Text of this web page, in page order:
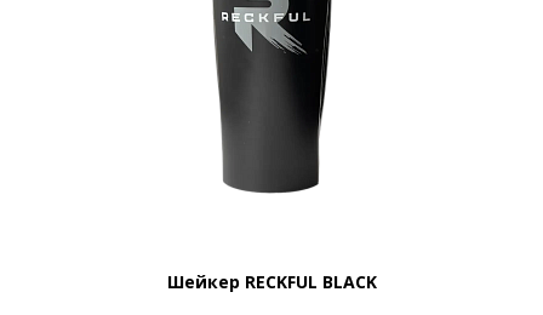
Шейкер RECKFUL BLACK